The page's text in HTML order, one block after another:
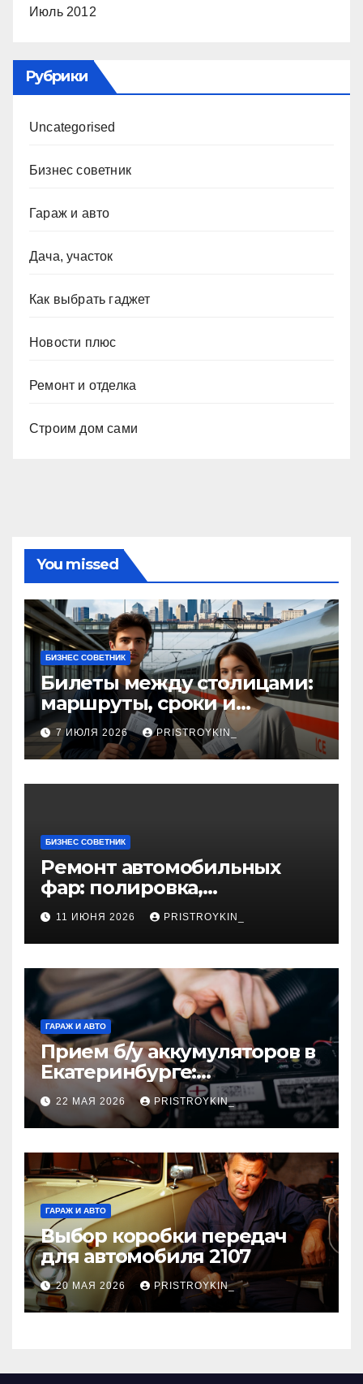
Июль 2012
Рубрики
Uncategorised
Бизнес советник
Гараж и авто
Дача, участок
Как выбрать гаджет
Новости плюс
Ремонт и отделка
Строим дом сами
You missed
БИЗНЕС СОВЕТНИК
Билеты между столицами:
маршруты, сроки и
документы
7 ИЮЛЯ 2026 PRISTROYKIN_
БИЗНЕС СОВЕТНИК
Ремонт автомобильных
фар: полировка,
восстановление
герметичности и замена
элементов
11 ИЮНЯ 2026 PRISTROYKIN_
ГАРАЖ И АВТО
Прием б/у аккумуляторов в
Екатеринбурге:
экологичный подход и
реальная выгода для
города
22 МАЯ 2026 PRISTROYKIN_
ГАРАЖ И АВТО
Выбор коробки передач
для автомобиля 2107
20 МАЯ 2026 PRISTROYKIN_